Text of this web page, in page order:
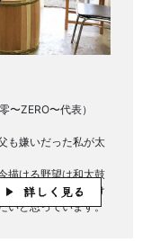
〜ZERO〜代表）
も嫌いだった私が太
描ける野望は和太鼓
んな太鼓打ち！受け
いと思っています。